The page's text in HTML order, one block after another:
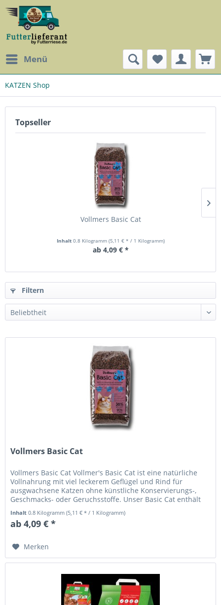
Menü
KATZEN Shop
Topseller
Vollmers Basic Cat
Inhalt 0.8 Kilogramm (5,11 € * / 1 Kilogramm)
ab 4,09 € *
Filtern
Vollmers Basic Cat
Vollmers Basic Cat Vollmer's Basic Cat ist eine natürliche
Vollnahrung mit viel leckerem Geflügel und Rind für
ausgwachsene Katzen ohne künstliche Konservierungs-,
Geschmacks- oder Geruchsstoffe. Unser Basic Cat enthält
Inhalt0.8 Kilogramm(5,11 € * / 1 Kilogramm)
ab 4,09 € *
Merken